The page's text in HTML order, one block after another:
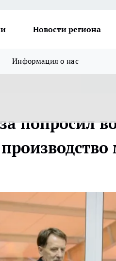
Новости региона
Информация о нас
попросил